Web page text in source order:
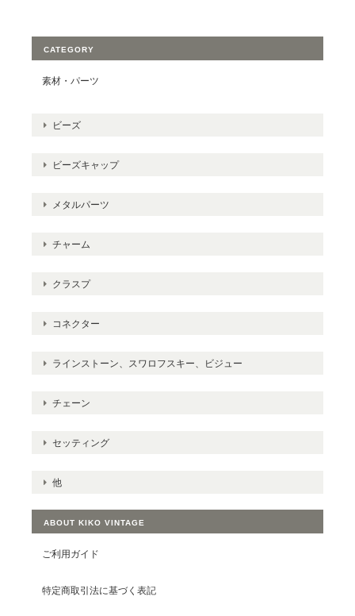
CATEGORY
素材・パーツ
ビーズ
ビーズキャップ
メタルパーツ
チャーム
クラスプ
コネクター
ラインストーン、スワロフスキー、ビジュー
チェーン
セッティング
他
ABOUT KIKO VINTAGE
ご利用ガイド
特定商取引法に基づく表記